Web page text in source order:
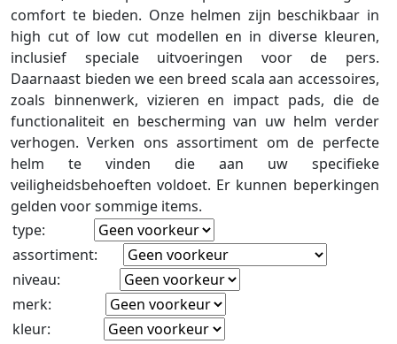
comfort te bieden. Onze helmen zijn beschikbaar in
high cut of low cut modellen en in diverse kleuren,
inclusief speciale uitvoeringen voor de pers.
Daarnaast bieden we een breed scala aan accessoires,
zoals binnenwerk, vizieren en impact pads, die de
functionaliteit en bescherming van uw helm verder
verhogen. Verken ons assortiment om de perfecte
helm te vinden die aan uw specifieke
veiligheidsbehoeften voldoet. Er kunnen beperkingen
gelden voor sommige items.
type:
assortiment:
niveau:
merk:
kleur: